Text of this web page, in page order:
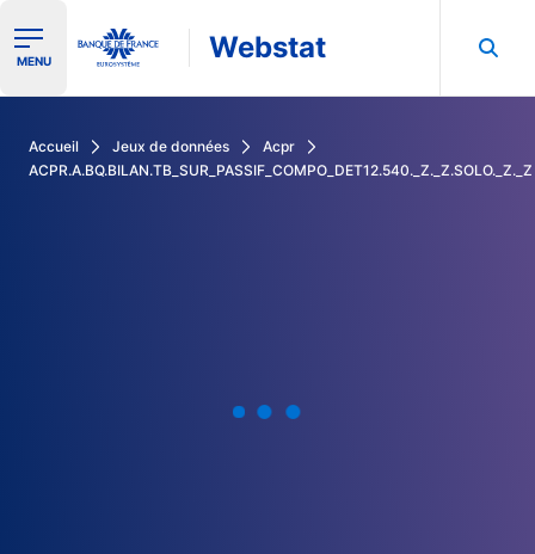
Ouvrir le menu de navigation
MENU Webstat
Accueil Jeux de données
Acpr
ACPR.A.BQ.BILAN.TB_SUR_PASSIF_COMPO_DET12.540._Z._Z.SOLO._Z._Z